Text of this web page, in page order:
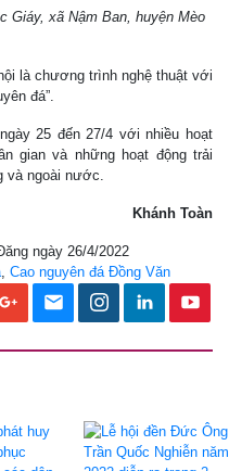
Giáy, xã Nậm Ban, huyện Mèo
là chương trình nghệ thuật với
đá”.
25 đến 27/4 với nhiều hoạt
gian và những hoạt động trải
và ngoài nước.
Khánh Toàn
ngày 26/4/2022
Cao nguyên đá Đồng Văn